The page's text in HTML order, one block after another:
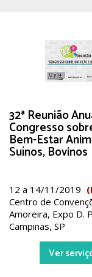
32ª Reunião
Congresso
Bem-Estar
Suínos, Bovinos
12 a 14/11/2019
Centro de
Amoreira, Expo D.
Campinas, SP
Ver